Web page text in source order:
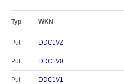
Typ WKN
Put DDC1VZ
Put DDC1V0
Put DDC1V1